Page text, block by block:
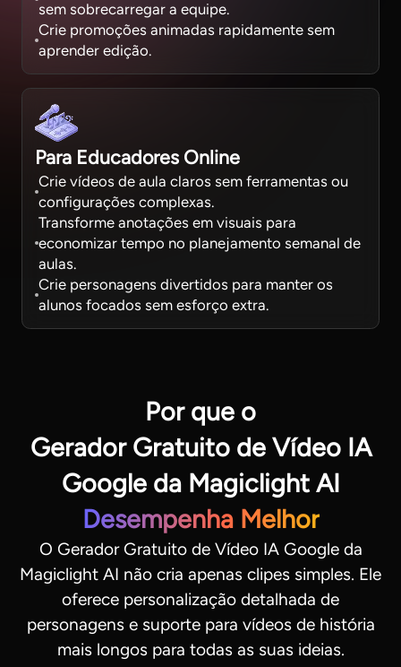
sem sobrecarregar a equipe.
Crie promoções animadas rapidamente sem
aprender edição.
Para Educadores Online
Crie vídeos de aula claros sem ferramentas ou
configurações complexas.
Transforme anotações em visuais para
economizar tempo no planejamento semanal de
aulas.
Crie personagens divertidos para manter os
alunos focados sem esforço extra.
Por que o
Gerador Gratuito de Vídeo IA
Google da Magiclight AI
Desempenha Melhor
O Gerador Gratuito de Vídeo IA Google da
Magiclight AI não cria apenas clipes simples. Ele
oferece personalização detalhada de
personagens e suporte para vídeos de história
mais longos para todas as suas ideias.